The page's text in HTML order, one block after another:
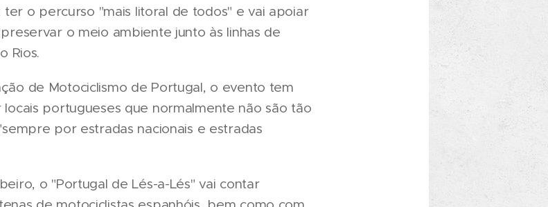
ter o percurso "mais litoral de todos" e vai apoiar
o meio ambiente junto às linhas de
Rios.
de Motociclismo de Portugal, o evento tem
portugueses que normalmente não são tão
por estradas nacionais e estradas
o "Portugal de Lés-a-Lés" vai contar